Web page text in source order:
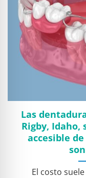
Las
Rigby, Idaho,
accesible
El costo